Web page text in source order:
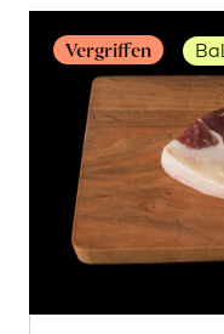
Vergriffen